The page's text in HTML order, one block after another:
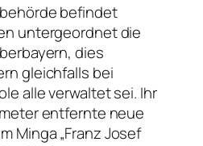
befindet
untergeordnet die
dies
gleichfalls bei
alle verwaltet sei. Ihr
entfernte neue
Minga „Franz Josef